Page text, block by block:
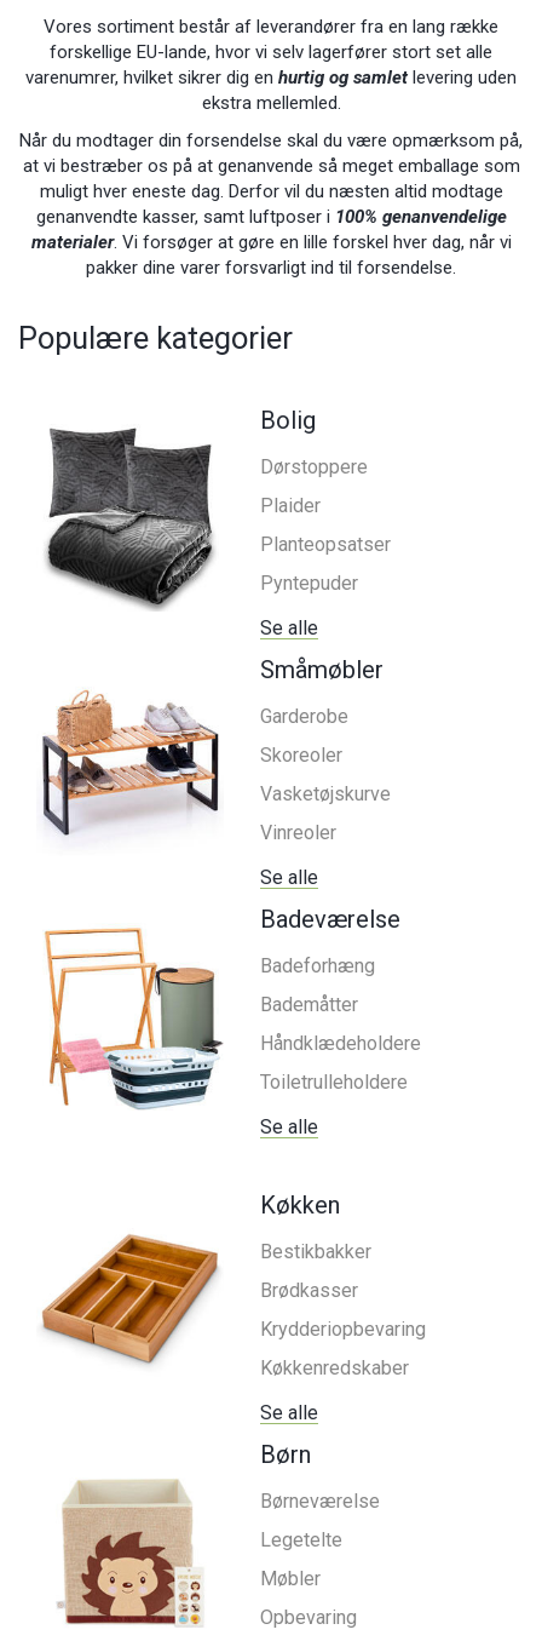
Vores sortiment består af leverandører fra en lang række
forskellige EU-lande, hvor vi selv lagerfører stort set alle
varenumrer, hvilket sikrer dig en hurtig og samlet levering uden
ekstra mellemled.
Når du modtager din forsendelse skal du være opmærksom på,
at vi bestræber os på at genanvende så meget emballage som
muligt hver eneste dag. Derfor vil du næsten altid modtage
genanvendte kasser, samt luftposer i 100% genanvendelige
materialer. Vi forsøger at gøre en lille forskel hver dag, når vi
pakker dine varer forsvarligt ind til forsendelse.
Populære kategorier
Bolig
Dørstoppere
Plaider
Planteopsatser
Pyntepuder
Se alle
Småmøbler
Garderobe
Skoreoler
Vasketøjskurve
Vinreoler
Se alle
Badeværelse
Badeforhæng
Bademåtter
Håndklædeholdere
Toiletrulleholdere
Se alle
Køkken
Bestikbakker
Brødkasser
Krydderiopbevaring
Køkkenredskaber
Se alle
Børn
Børneværelse
Legetelte
Møbler
Opbevaring